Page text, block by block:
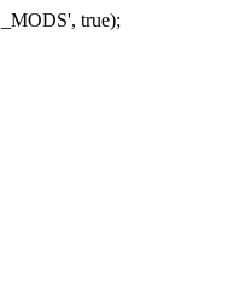
true);